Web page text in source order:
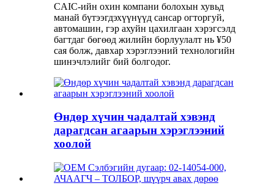
CAIC-ийн охин компани болохын хувьд
манай бүтээгдэхүүнүүд сансар огторгуй,
автомашин, гэр ахуйн цахилгаан хэрэгсэлд
багтдаг бөгөөд жилийн борлуулалт нь ¥50
сая болж, давхар хэрэглээний технологийн
шинэчлэлийг бий болгодог.
Өндөр хүчин чадалтай хэвэнд
дарагдсан агаарын хэрэглээний
хоолой